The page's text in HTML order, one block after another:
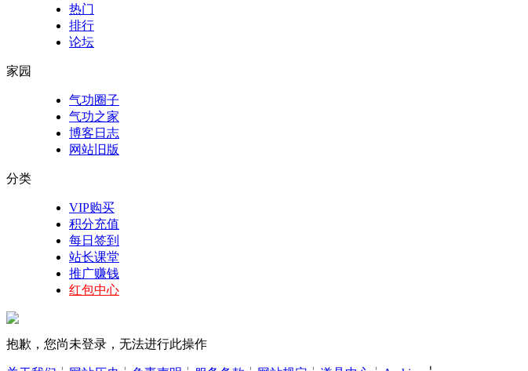
热门
排行
论坛
家园
气功圈子
气功之家
博客日志
网站旧版
分类
VIP购买
积分充值
每日签到
站长课堂
推广赚钱
红包中心
抱歉，您尚未登录，无法进行此操作